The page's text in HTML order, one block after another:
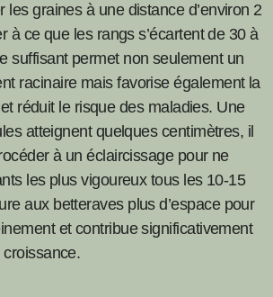
les graines à une distance d’environ 2
à ce que les rangs s’écartent de 30 à
suffisant permet non seulement un
racinaire mais favorise également la
réduit le risque des maladies. Une
atteignent quelques centimètres, il
à un éclaircissage pour ne
les plus vigoureux tous les 10-15
aux betteraves plus d’espace pour
et contribue significativement